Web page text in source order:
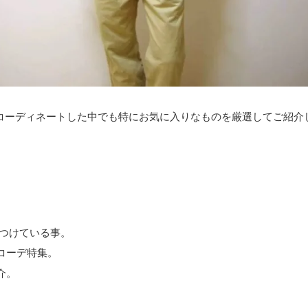
ーディネートした中でも特にお気に入りなものを厳選してご紹介
けている事。
デ特集。